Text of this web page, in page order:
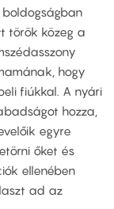
török közeg a
hogy
fiúkkal. A nyári
hozza,
egyre
őket és
ellenében
ad az